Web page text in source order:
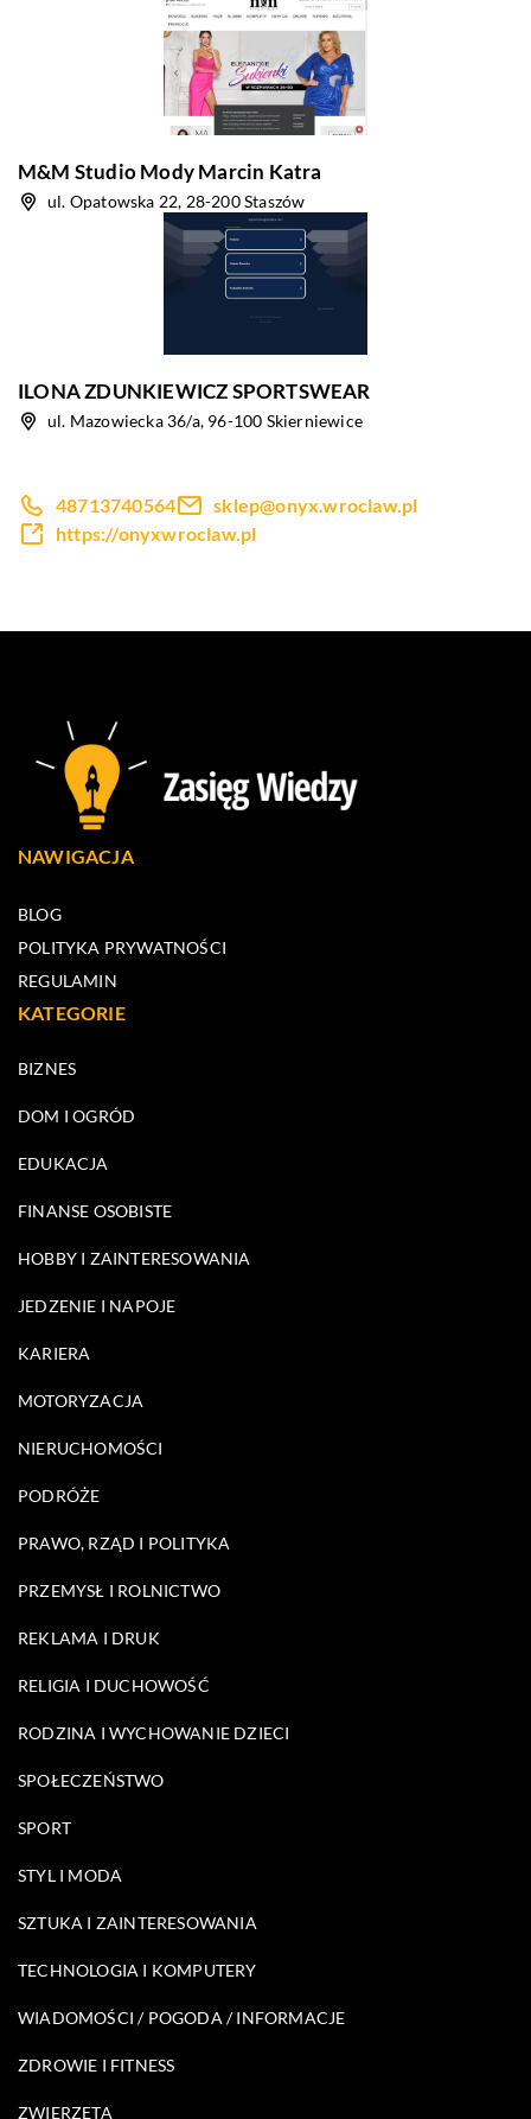
M&M Studio Mody Marcin Katra
ul. Opatowska 22, 28-200 Staszów
ILONA ZDUNKIEWICZ SPORTSWEAR
ul. Mazowiecka 36/a, 96-100 Skierniewice
48713740564
sklep@onyx.wroclaw.pl
https://onyxwroclaw.pl
NAWIGACJA
BLOG
POLITYKA PRYWATNOŚCI
REGULAMIN
KATEGORIE
BIZNES
DOM I OGRÓD
EDUKACJA
FINANSE OSOBISTE
HOBBY I ZAINTERESOWANIA
JEDZENIE I NAPOJE
KARIERA
MOTORYZACJA
NIERUCHOMOŚCI
PODRÓŻE
PRAWO, RZĄD I POLITYKA
PRZEMYSŁ I ROLNICTWO
REKLAMA I DRUK
RELIGIA I DUCHOWOŚĆ
RODZINA I WYCHOWANIE DZIECI
SPOŁECZEŃSTWO
SPORT
STYL I MODA
SZTUKA I ZAINTERESOWANIA
TECHNOLOGIA I KOMPUTERY
WIADOMOŚCI / POGODA / INFORMACJE
ZDROWIE I FITNESS
ZWIERZĘTA